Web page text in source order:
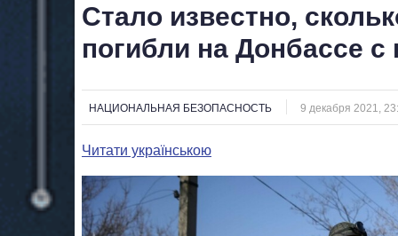
Стало известно,
погибли на Донбассе с
НАЦИОНАЛЬНАЯ БЕЗОПАСНОСТЬ 9 декабря 2021,
Читати українською